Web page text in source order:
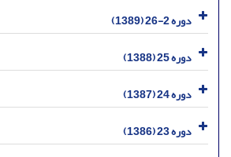
دوره 2-26 (1389)
دوره 25 (1388)
دوره 24 (1387)
دوره 23 (1386)